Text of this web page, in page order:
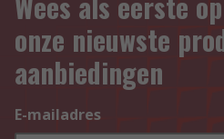
onze nieuwste
aanbiedingen
E-mailadres